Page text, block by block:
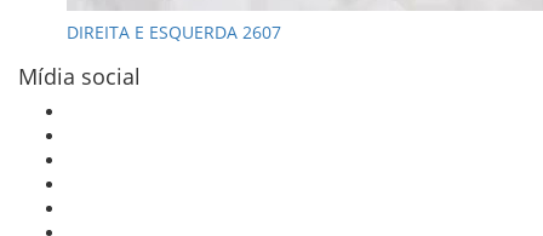
DIREITA E ESQUERDA 2607
Mídia social